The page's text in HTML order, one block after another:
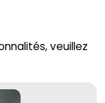
veuillez